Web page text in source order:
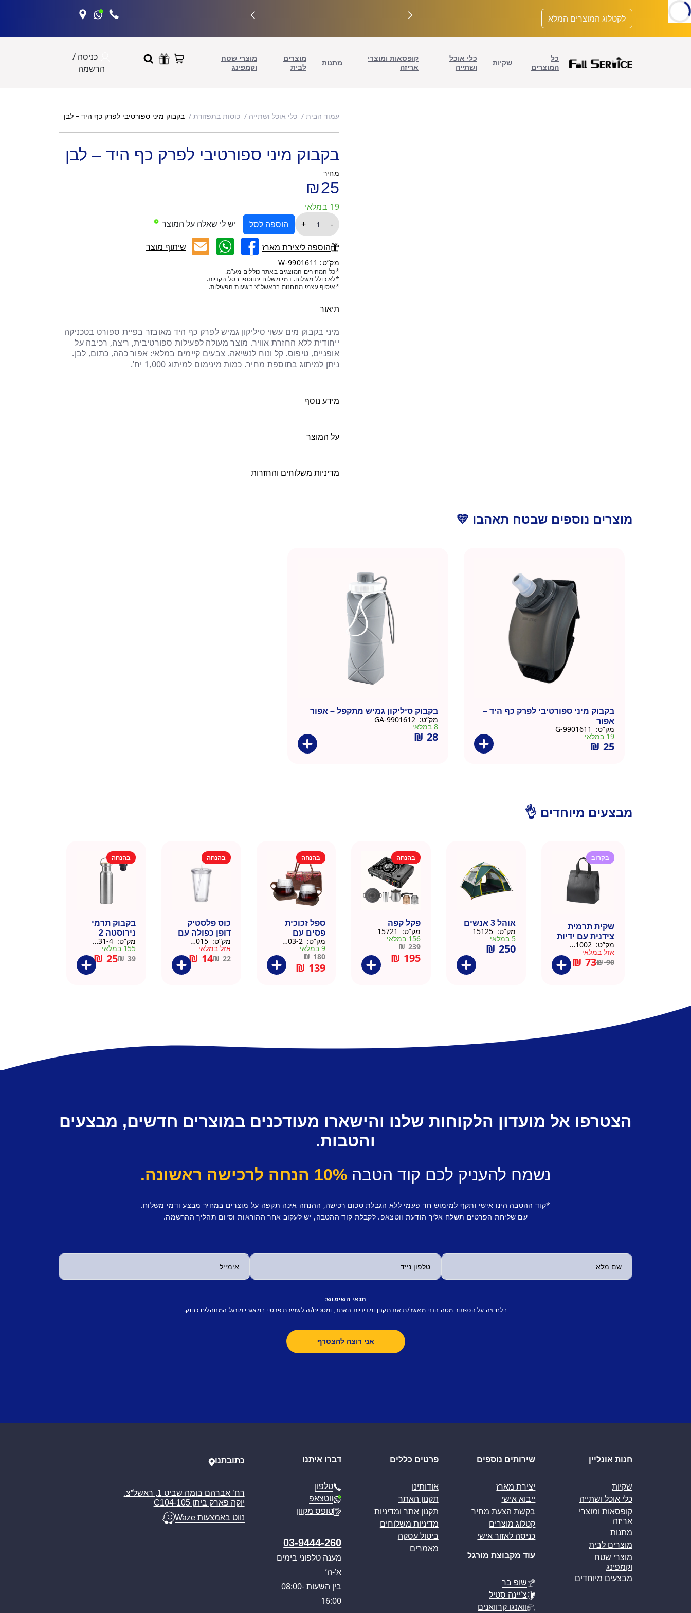
לתוכן
לקטלוג המוצרים המלא
כל
המוצרים
שקיות
כלי אוכל
ושתייה
קופסאות ומוצרי
אריזה
מתנות
מוצרים
לבית
מוצרי שטח
וקמפינג
כניסה /
הרשמה
עמוד הבית כלי אוכל ושתייה כוסות בתפזורת בקבוק מיני ספורטיבי לפרק כף היד – לבן
בקבוק מיני ספורטיבי לפרק כף היד – לבן
מחיר
₪25
19 במלאי
-
כמות
בקבוק
מיני
ספורטיבי
לפרק
כף
היד
לבן
+ הוספה לסל יש לי שאלה על המוצר
הוספה ליצירת מארז שיתוף מוצר
מק”ט: 9901611-W
*כל המחירים המוצגים באתר כוללים מע”מ.
*לא כולל משלוח. דמי משלוח יתווספו בסל הקניות.
*איסוף עצמי מהחנות בראשל”צ בשעות הפעילות.
תיאור
מיני בקבוק מים עשוי סיליקון גמיש לפרק כף היד מאובזר בפיית ספורט בטכניקה
ייחודית ללא החזרת אוויר. מוצר מעולה לפעילות ספורטיבית, ריצה, רכיבה על
אופניים, טיפוס. קל ונוח לנשיאה. צבעים קיימים במלאי: אפור כהה, כתום, לבן.
ניתן למיתוג בתוספת מחיר. כמות מינימום למיתוג 1,000 יח’.
מידע נוסף
על המוצר
מדיניות משלוחים והחזרות
מוצרים נוספים שבטח תאהבו 💛
בקבוק מיני ספורטיבי לפרק כף היד –
אפור
מק”ט:
19 במלאי
₪ 25
בקבוק סיליקון גמיש מתקפל – אפור
מק”ט: 9901612-GA
8 במלאי
₪ 28
מבצעים מיוחדים 👌
בקרוב
שקית תרמית
צידנית עם ידיות
– 50 יח 26/26
שחור
מק”ט:
אזל במלאי
₪90
₪ 73
אוהל 3 אנשים
מק”ט:
5 במלאי
₪ 250
בהנחה
פקל קפה
מק”ט:
156 במלאי
₪239
₪ 195
בהנחה
ספל זכוכית
פסים עם
תחתית וידית עץ
– מארז 2 יח
מק”ט:
9 במלאי
₪180
₪ 139
בהנחה
כוס פלסטיק
דופן כפולה עם
קשית
מק”ט: 9911015
אזל במלאי
₪22
₪ 14
בהנחה
בקבוק תרמי
נירוסטה 2
פקקים 500 מל
– כסוף קלאסי
מק”ט: 9901031-4
155 במלאי
₪39
₪ 25
הצטרפו אל מועדון הלקוחות שלנו והישארו מעודכנים במוצרים חדשים, מבצעים
והטבות.
נשמח להעניק לכם קוד הטבה 10% הנחה לרכישה ראשונה.
*קוד ההטבה הינו אישי ותקף למימוש חד פעמי ללא הגבלת סכום רכישה, ההנחה אינה תקפה על מוצרים במחיר מבצע ודמי משלוח.
עם שליחת הפרטים תשלח אליך הודעת ווטצאפ. לקבלת קוד ההטבה, יש לעקוב אחר ההוראות וסיום תהליך ההרשמה.
תנאי השימוש:
בלחיצה על הכפתור מטה הנני מאשר/ת את תקנון ומדיניות האתר, ומסכים/ה לשמירת פרטיי במאגרי מורגל המנוהלים כחוק.
חנות אונליין
שקיות
כלי אוכל ושתייה
קופסאות ומוצרי
אריזה
מתנות
מוצרים לבית
מוצרי שטח
וקמפינג
מבצעים מיוחדים
שירותים נוספים
יצירת מארז
ייבוא אישי
בקשת הצעת מחיר
קטלוג מוצרים
כניסה לאזור אישי
עוד מקבוצת מורגל
שופ בר
צ’יינה סטיל
וואנגו קרוואנים
פרטים כללים
אודותינו
תקנון האתר
תקנון אתר ומדיניות
מדיניות משלוחים
ביטול עסקה
מאמרים
דברו איתנו
טלפון
ווטצאפ
טופס מקוון
03-9444-260
מענה טלפוני בימים
א’-ה’
בין השעות 08:00-
16:00
כתובתנו
רח’ אברהם בומה שביט 1, ראשל”צ.
יוקה פארק ביתן C104-105
נווט באמצעות Waze